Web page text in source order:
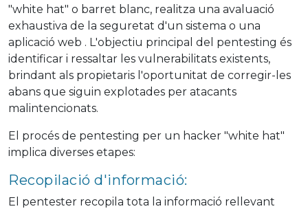
"white hat" o barret blanc, realitza una avaluació
exhaustiva de la seguretat d'un sistema o una
aplicació web . L'objectiu principal del pentesting és
identificar i ressaltar les vulnerabilitats existents,
brindant als propietaris l'oportunitat de corregir-les
abans que siguin explotades per atacants
malintencionats.
El procés de pentesting per un hacker "white hat"
implica diverses etapes:
Recopilació d'informació:
El pentester recopila tota la informació rellevant